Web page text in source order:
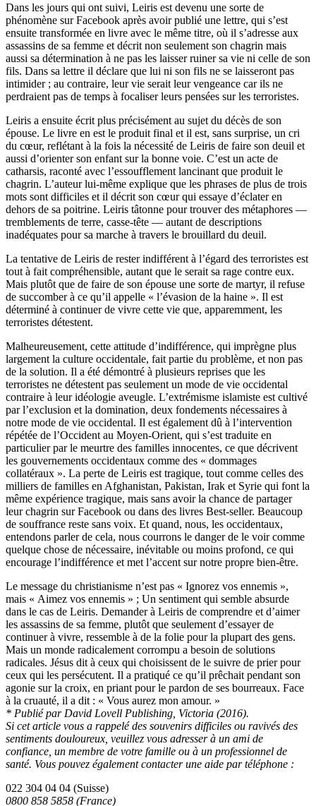
Dans les jours qui ont suivi, Leiris est devenu une sorte de
phénomène sur Facebook après avoir publié une lettre, qui s’est
ensuite transformée en livre avec le même titre, où il s’adresse aux
assassins de sa femme et décrit non seulement son chagrin mais
aussi sa détermination à ne pas les laisser ruiner sa vie ni celle de son
fils. Dans sa lettre il déclare que lui ni son fils ne se laisseront pas
intimider ; au contraire, leur vie serait leur vengeance car ils ne
perdraient pas de temps à focaliser leurs pensées sur les terroristes.
Leiris a ensuite écrit plus précisément au sujet du décès de son
épouse. Le livre en est le produit final et il est, sans surprise, un cri
du cœur, reflétant à la fois la nécessité de Leiris de faire son deuil et
aussi d’orienter son enfant sur la bonne voie. C’est un acte de
catharsis, raconté avec l’essoufflement lancinant que produit le
chagrin. L’auteur lui-même explique que les phrases de plus de trois
mots sont difficiles et il décrit son cœur qui essaye d’éclater en
dehors de sa poitrine. Leiris tâtonne pour trouver des métaphores —
tremblements de terre, casse-tête — autant de descriptions
inadéquates pour sa marche à travers le brouillard du deuil.
La tentative de Leiris de rester indifférent à l’égard des terroristes est
tout à fait compréhensible, autant que le serait sa rage contre eux.
Mais plutôt que de faire de son épouse une sorte de martyr, il refuse
de succomber à ce qu’il appelle « l’évasion de la haine ». Il est
déterminé à continuer de vivre cette vie que, apparemment, les
terroristes détestent.
Malheureusement, cette attitude d’indifférence, qui imprègne plus
largement la culture occidentale, fait partie du problème, et non pas
de la solution. Il a été démontré à plusieurs reprises que les
terroristes ne détestent pas seulement un mode de vie occidental
contraire à leur idéologie aveugle. L’extrémisme islamiste est cultivé
par l’exclusion et la domination, deux fondements nécessaires à
notre mode de vie occidental. Il est également dû à l’intervention
répétée de l’Occident au Moyen-Orient, qui s’est traduite en
particulier par le meurtre des familles innocentes, ce que décrivent
les gouvernements occidentaux comme des « dommages
collatéraux ». La perte de Leiris est tragique, tout comme celles des
milliers de familles en Afghanistan, Pakistan, Irak et Syrie qui font la
même expérience tragique, mais sans avoir la chance de partager
leur chagrin sur Facebook ou dans des livres Best-seller. Beaucoup
de souffrance reste sans voix. Et quand, nous, les occidentaux,
entendons parler de cela, nous courrons le danger de le voir comme
quelque chose de nécessaire, inévitable ou moins profond, ce qui
encourage l’indifférence et met l’accent sur notre propre bien-être.
Le message du christianisme n’est pas « Ignorez vos ennemis »,
mais « Aimez vos ennemis » ; Un sentiment qui semble absurde
dans le cas de Leiris. Demander à Leiris de comprendre et d’aimer
les assassins de sa femme, plutôt que seulement d’essayer de
continuer à vivre, ressemble à de la folie pour la plupart des gens.
Mais un monde radicalement corrompu a besoin de solutions
radicales. Jésus dit à ceux qui choisissent de le suivre de prier pour
ceux qui les persécutent. Il a pratiqué ce qu’il prêchait pendant son
agonie sur la croix, en priant pour le pardon de ses bourreaux. Face
à la cruauté, il a dit : « Vous aurez mon amour. »
* Publié par David Lovell Publishing, Victoria (2016).
Si cet article vous a rappelé des souvenirs difficiles ou ravivés des
sentiments douloureux, veuillez vous adresser à un ami de
confiance, un membre de votre famille ou à un professionnel de
santé. Vous pouvez également contacter une aide par téléphone :
022 304 04 04 (Suisse)
0800 858 5858 (France)